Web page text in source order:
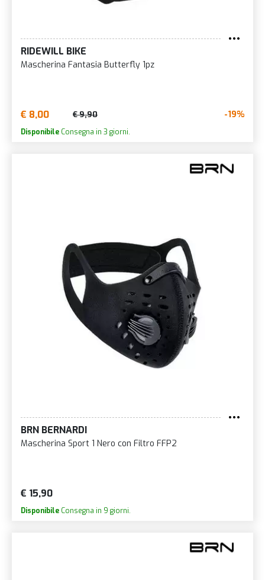
RIDEWILL BIKE
Mascherina Fantasia Butterfly 1pz
€ 8,00 € 9,90 -19%
Disponibile Consegna in 3 giorni.
BRN BERNARDI
Mascherina Sport 1 Nero con Filtro FFP2
€ 15,90
Disponibile Consegna in 9 giorni.